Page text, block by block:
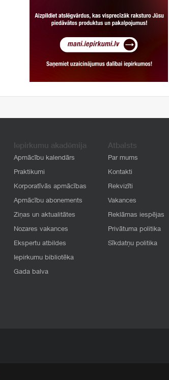
Iepirkumu akadēmija
Apmācību kalendārs
Praktikumi
Korporatīvās apmācības
Apmācību abonements
Ziņas un aktualitātes
Nozares vakances
Ekspertu atbildes
Iepirkumu bibliotēka
Gada balva
Atbalsts
Par mums
Kontakti
Rekvizīti
Vakances
Reklāmas iespējas
Privātuma politika
Sīkdatņu politika